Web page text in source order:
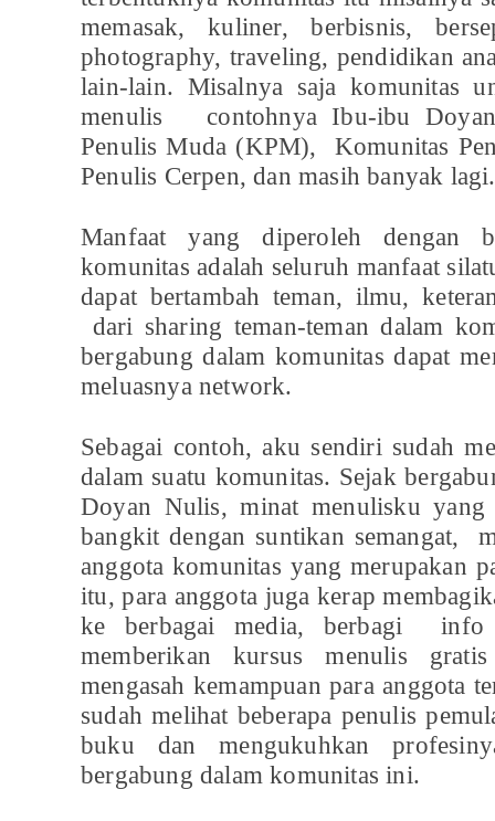
memasak, kuliner, berbisnis,
photography, traveling, pendidikan
lain-lain. Misalnya saja komunitas
menulis contohnya Ibu-ibu
Penulis Muda (KPM), Komunitas
Penulis Cerpen, dan masih banyak lagi.
Manfaat yang diperoleh dengan
komunitas adalah seluruh manfaat
dapat bertambah teman, ilmu,
dari sharing teman-teman dalam
bergabung dalam komunitas dapat
meluasnya network.
Sebagai contoh, aku sendiri sudah
dalam suatu komunitas. Sejak
Doyan Nulis, minat menulisku yang
bangkit dengan suntikan semangat,
anggota komunitas yang merupakan
itu, para anggota juga kerap
ke berbagai media, berbagi
memberikan kursus menulis
mengasah kemampuan para anggota
sudah melihat beberapa penulis
buku dan mengukuhkan
bergabung dalam komunitas ini.